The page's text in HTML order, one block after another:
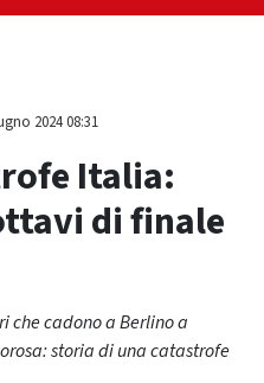
2024 08:31
Italia:
di finale
che cadono a Berlino a
storia di una catastrofe